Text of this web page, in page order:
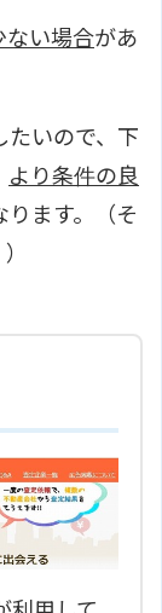
ない場合があ
たいので、下
より条件の良
ります。（そ